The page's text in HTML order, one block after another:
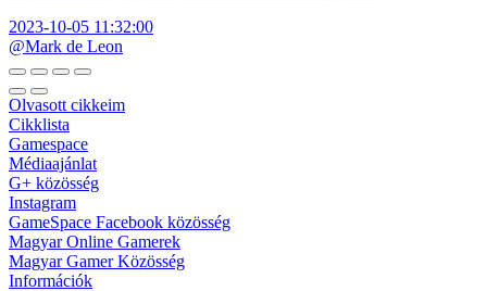
2023-10-05 11:32:00
@Mark de Leon
Olvasott cikkeim
Cikklista
Gamespace
Médiaajánlat
G+ közösség
Instagram
GameSpace Facebook közösség
Magyar Online Gamerek
Magyar Gamer Közösség
Információk